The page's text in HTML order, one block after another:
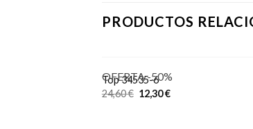
PRODUCTOS
OFERTA -50%
Top 34535-6
24,60€ 12,30€